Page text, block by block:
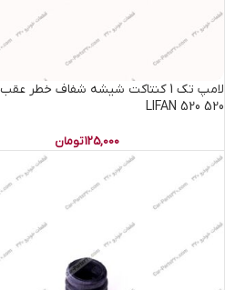
لامپ تک 1 کنتاکت شیشه شفاف خطر
520 LIFAN 520
125,000تومان